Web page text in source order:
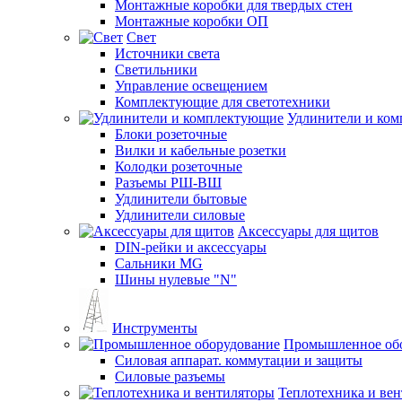
Монтажные коробки для твердых стен
Монтажные коробки ОП
Свет
Источники света
Светильники
Управление освещением
Комплектующие для светотехники
Удлинители и
Блоки розеточные
Вилки и кабельные розетки
Колодки розеточные
Разъемы РШ-ВШ
Удлинители бытовые
Удлинители силовые
Аксессуары для щитов
DIN-рейки и аксессуары
Сальники MG
Шины нулевые "N"
Инструменты
Промышленное
Силовая аппарат. коммутации и защиты
Силовые разъемы
Теплотехника и